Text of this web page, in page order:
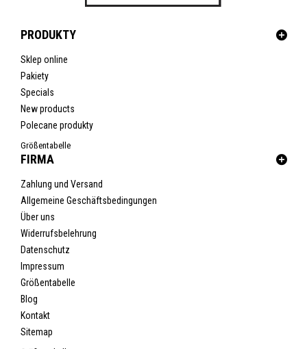
PRODUKTY
Sklep online
Pakiety
Specials
New products
Polecane produkty
Größentabelle
FIRMA
Zahlung und Versand
Allgemeine Geschäftsbedingungen
Über uns
Widerrufsbelehrung
Datenschutz
Impressum
Größentabelle
Blog
Kontakt
Sitemap